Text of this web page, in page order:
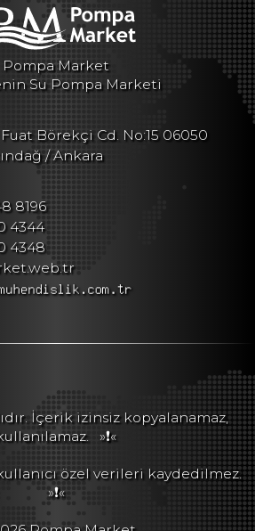
Pompa Market
Su Pompa Marketi
Börekçi Cd. No:15 06050
/ Ankara
8196
4344
4348
İçerik izinsiz kopyalanamaz,
»❗«
özel verileri kaydedilmez.
»❗«